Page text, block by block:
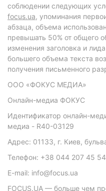
соблюдении следующих
focus.ua, упоминания
абзаца, объема
превышать 50% от общего
изменения заголовка и
большего объема текста
получения письменного
ООО «ФОКУС МЕДИА»
Онлайн-медиа ФОКУС
Идентификатор онлайн-
медиа - R40-03129
Адрес: 01133, г. Киев,
Телефон: +38 044 207 45 54
E-mail: info@focus.ua
FOCUS.UA — больше чем